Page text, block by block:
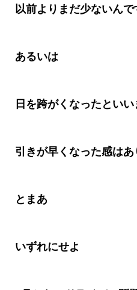
以前よりまだ少ないんで
あるいは
日を跨がくなったとい
引きが早くなった感は
とまあ
いずれにせよ